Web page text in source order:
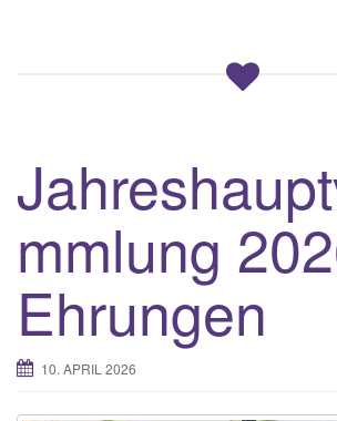
mmlung
Ehrungen
10. APRIL 2026